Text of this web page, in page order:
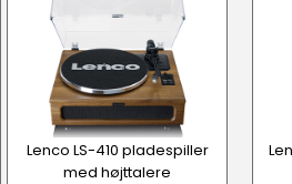
Lenco LS-410 pladespiller
med højttalere